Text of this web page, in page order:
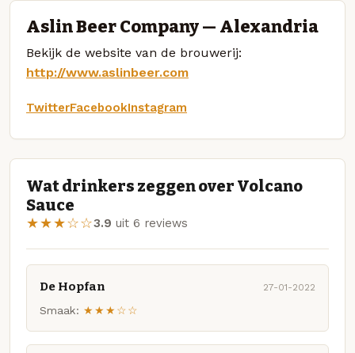
Aslin Beer Company — Alexandria
Bekijk de website van de brouwerij:
http://www.aslinbeer.com
TwitterFacebookInstagram
Wat drinkers zeggen over Volcano
Sauce
★★★☆☆3.9 uit 6 reviews
De Hopfan 27-01-2022
Smaak: ★★★☆☆